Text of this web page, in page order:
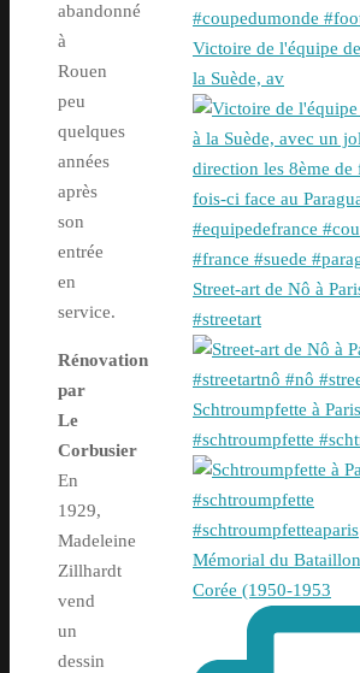
abandonné
à
Rouen
peu
quelques
années
après
son
entrée
en
service.
Rénovation
par
Le
Corbusier
En
1929,
Madeleine
Zillhardt
vend
un
dessin
Victoire de l'équipe
la Suède, av
Street-art de Nô à
#streetart
Schtroumpfette à
#schtroumpfette
Mémorial du
Corée (1950-1953